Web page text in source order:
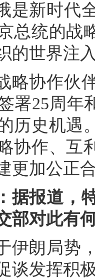
是新时代
总统的战
的世界注
略协作伙
署25周年
历史机遇
协作、互
更加公正
据报道，
部对此有
伊朗局势
谈发挥积